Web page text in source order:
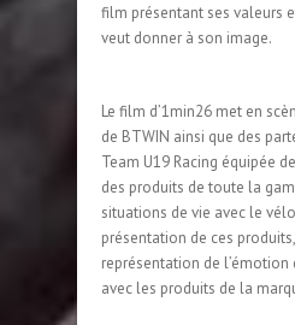
film présentant ses valeurs
veut donner à son image.
Le film d’1min26 met en
de BTWIN ainsi que des
Team U19 Racing équipée
des produits de toute la
situations de vie avec le
présentation de ces
représentation de l’émotion
avec les produits de la